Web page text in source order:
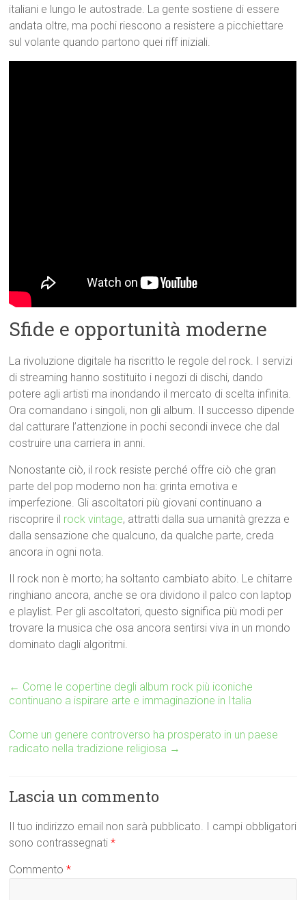
italiani e lungo le autostrade. La gente sostiene di essere
andata oltre, ma pochi riescono a resistere a picchiettare
sul volante quando partono quei riff iniziali.
Sfide e opportunità moderne
La rivoluzione digitale ha riscritto le regole del rock. I servizi
di streaming hanno sostituito i negozi di dischi, dando
potere agli artisti ma inondando il mercato di scelta infinita.
Ora comandano i singoli, non gli album. Il successo dipende
dal catturare l’attenzione in pochi secondi invece che dal
costruire una carriera in anni.
Nonostante ciò, il rock resiste perché offre ciò che gran
parte del pop moderno non ha: grinta emotiva e
imperfezione. Gli ascoltatori più giovani continuano a
riscoprire il rock vintage, attratti dalla sua umanità grezza e
dalla sensazione che qualcuno, da qualche parte, creda
ancora in ogni nota.
Il rock non è morto; ha soltanto cambiato abito. Le chitarre
ringhiano ancora, anche se ora dividono il palco con laptop
e playlist. Per gli ascoltatori, questo significa più modi per
trovare la musica che osa ancora sentirsi viva in un mondo
dominato dagli algoritmi.
← Come le copertine degli album rock più iconiche
continuano a ispirare arte e immaginazione in Italia
Come un genere controverso ha prosperato in un paese
radicato nella tradizione religiosa →
Lascia un commento
Il tuo indirizzo email non sarà pubblicato. I campi obbligatori
sono contrassegnati*
Commento*